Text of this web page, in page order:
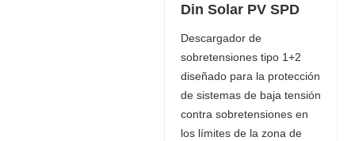
Din Solar PV SPD
Descargador de
sobretensiones tipo 1+2
diseñado para la protección
de sistemas de baja tensión
contra sobretensiones en
los límites de la zona de